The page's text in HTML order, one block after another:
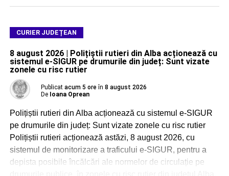
CURIER JUDEȚEAN
8 august 2026 | Polițiștii rutieri din Alba acționează cu
sistemul e-SIGUR pe drumurile din județ: Sunt vizate
zonele cu risc rutier
Publicat acum 5 ore în 8 august 2026
De Ioana Oprean
Polițiștii rutieri din Alba acționează cu sistemul e-SIGUR
pe drumurile din județ: Sunt vizate zonele cu risc rutier
Polițiștii rutieri acționează astăzi, 8 august 2026, cu
sistemul de monitorizare a traficului e-SIGUR, pentru a
depista posibile încălcări ale normelor de circulație pe